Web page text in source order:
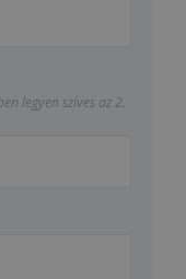
legyen szíves az 2.